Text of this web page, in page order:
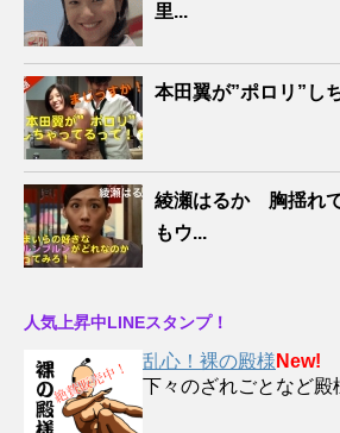
里...
本田翼が”ポロリ”し
綾瀬はるか 胸揺れ
もウ...
人気上昇中LINEスタンプ！
乱心！裸の殿様 New!
下々のざれごとなど殿